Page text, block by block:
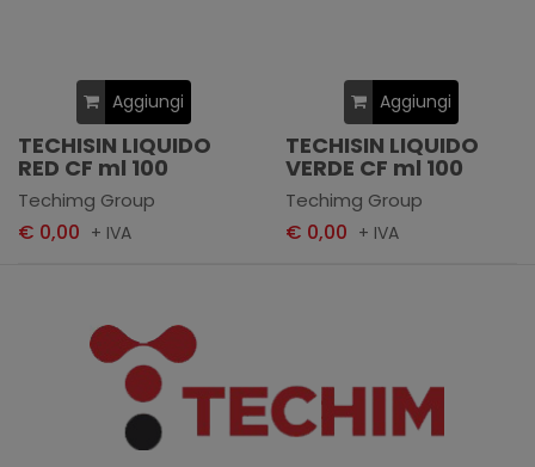
Aggiungi
TECHISIN LIQUIDO
RED CF ml 100
Techimg Group
€ 0,00 + IVA
Aggiungi
TECHISIN LIQUIDO
VERDE CF ml 100
Techimg Group
€ 0,00 + IVA